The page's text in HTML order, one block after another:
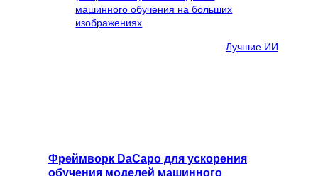
Лучшие ИИ
Фреймворк DaCapo для ускорения
обучения моделей машинного